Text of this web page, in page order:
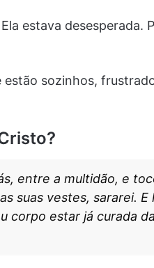
estava desesperada.
sozinhos,
entre a multidão, e
suas vestes, sararei. E
corpo estar já curada